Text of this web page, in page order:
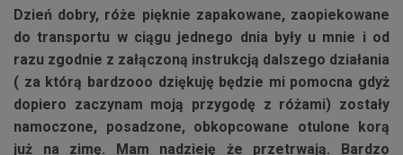
Dzień dobry, róże pięknie zapakowane, zaopiekowane
do transportu w ciągu jednego dnia były u mnie i od
razu zgodnie z załączoną instrukcją dalszego działania
( za którą bardzooo dziękuję będzie mi pomocna gdyż
dopiero zaczynam moją przygodę z różami) zostały
namoczone, posadzone, obkopcowane otulone korą
już na zimę. Mam nadzieję że przetrwają. Bardzo